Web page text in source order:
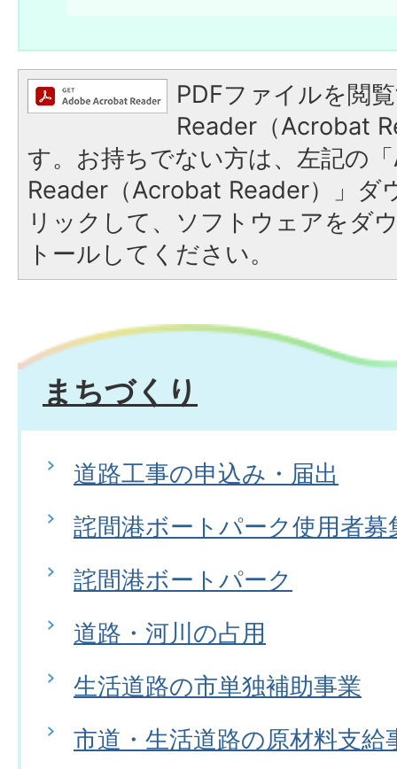
PDFファイルを閲
Reader（Acrobat
す。お持ちでない方は、左記の
Reader（Acrobat Reader）」ダ
リックして、ソフトウェアをダ
トールしてください。
まちづくり
道路工事の申込み・届出
詫間港ボートパーク使用者募
詫間港ボートパーク
道路・河川の占用
生活道路の市単独補助事業
市道・生活道路の原材料支給